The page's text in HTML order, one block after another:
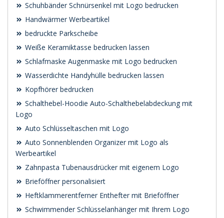
Schuhbänder Schnürsenkel mit Logo bedrucken
Handwärmer Werbeartikel
bedruckte Parkscheibe
Weiße Keramiktasse bedrucken lassen
Schlafmaske Augenmaske mit Logo bedrucken
Wasserdichte Handyhülle bedrucken lassen
Kopfhörer bedrucken
Schalthebel-Hoodie Auto-Schalthebelabdeckung mit
Logo
Auto Schlüsseltaschen mit Logo
Auto Sonnenblenden Organizer mit Logo als
Werbeartikel
Zahnpasta Tubenausdrücker mit eigenem Logo
Brieföffner personalisiert
Heftklammerentferner Enthefter mit Brieföffner
Schwimmender Schlüsselanhänger mit Ihrem Logo